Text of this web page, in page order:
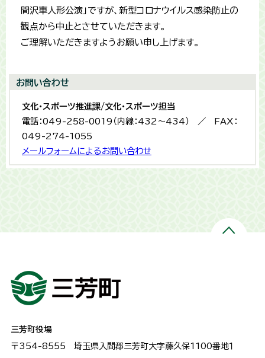
間沢車人形公演」ですが、新型コロナウイルス感染防止の
観点から中止とさせていただきます。
ご理解いただきますようお願い申し上げます。
お問い合わせ
文化・スポーツ推進課/文化・スポーツ担当
電話：049-258-0019（内線：432〜434） ／ FAX：
049-274-1055
メールフォームによるお問い合わせ
三芳町役場
〒354-8555 埼玉県入間郡三芳町大字藤久保1100番地１